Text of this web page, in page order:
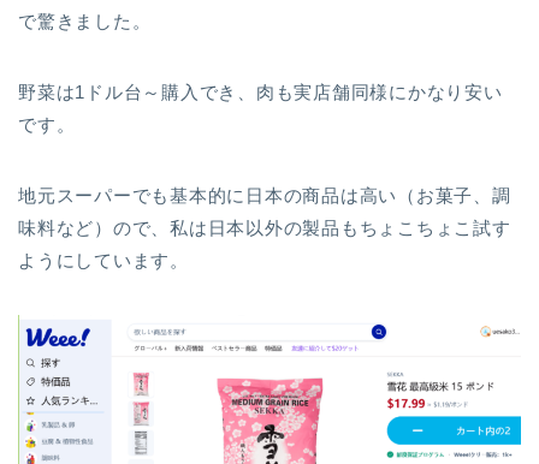
で驚きました。
野菜は1ドル台～購入でき、肉も実店舗同様にかなり安い
です。
地元スーパーでも基本的に日本の商品は高い（お菓子、調
味料など）ので、私は日本以外の製品もちょこちょこ試す
ようにしています。